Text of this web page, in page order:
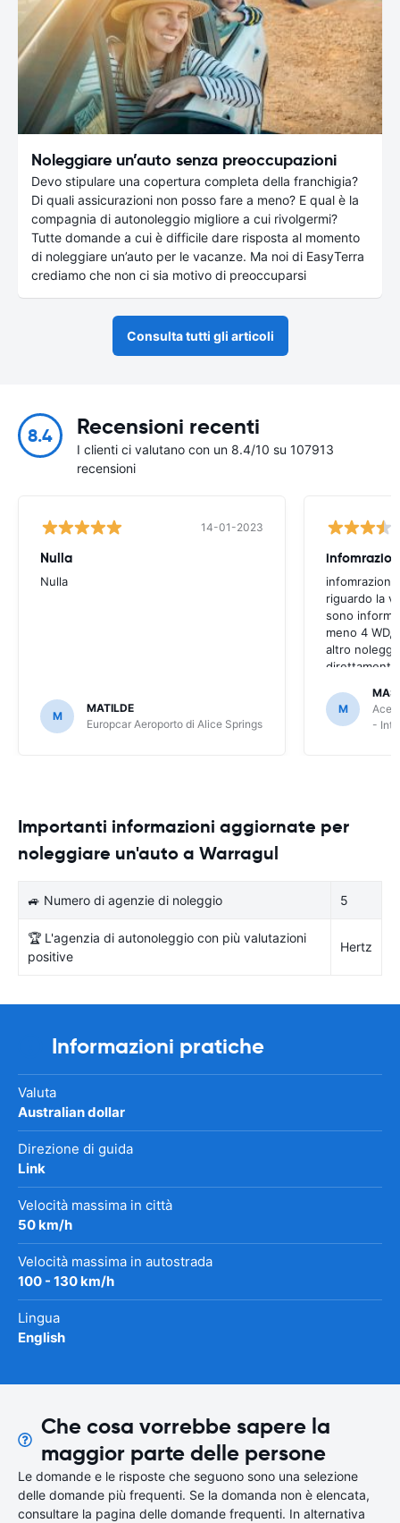
Noleggiare un’auto senza preoccupazioni
Devo stipulare una copertura completa della franchigia?
Di quali assicurazioni non posso fare a meno? E qual è la
compagnia di autonoleggio migliore a cui rivolgermi?
Tutte domande a cui è difficile dare risposta al momento
di noleggiare un’auto per le vacanze. Ma noi di EasyTerra
crediamo che non ci sia motivo di preoccuparsi
Consulta tutti gli articoli
8.4 Recensioni recenti
I clienti ci valutano con un 8.4/10 su 107913
recensioni
14-01-2023
Nulla
Nulla
M
MATILDE
Europcar Aeroporto di Alice Springs
infomrazioni
riguardo la
sono
meno 4 WD,
altro
direttamente
M
Ace
-
Importanti informazioni aggiornate per
noleggiare un'auto a Warragul
🚙 Numero di agenzie di noleggio 5
🏆 L'agenzia di autonoleggio con più valutazioni
positive
Hertz
Informazioni pratiche
Valuta
Australian dollar
Direzione di guida
Link
Velocità massima in città
50 km/h
Velocità massima in autostrada
100 - 130 km/h
Lingua
English
Che cosa vorrebbe sapere la
maggior parte delle persone
Le domande e le risposte che seguono sono una selezione
delle domande più frequenti. Se la domanda non è elencata,
consultare la pagina delle domande frequenti. In alternativa